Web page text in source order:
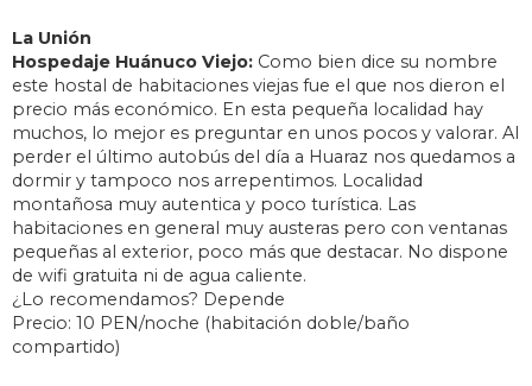
La Unión
Hospedaje Huánuco Viejo: Como bien dice su nombre
este hostal de habitaciones viejas fue el que nos dieron el
precio más económico. En esta pequeña localidad hay
muchos, lo mejor es preguntar en unos pocos y valorar. Al
perder el último autobús del día a Huaraz nos quedamos a
dormir y tampoco nos arrepentimos. Localidad
montañosa muy autentica y poco turística. Las
habitaciones en general muy austeras pero con ventanas
pequeñas al exterior, poco más que destacar. No dispone
de wifi gratuita ni de agua caliente.
¿Lo recomendamos? Depende
Precio: 10 PEN/noche (habitación doble/baño
compartido)